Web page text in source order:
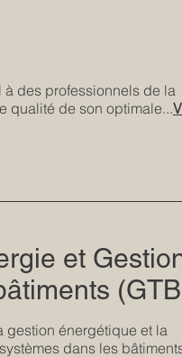
des professionnels de la
qualité de son optimale...
et
gestion énergétique et la
dans les